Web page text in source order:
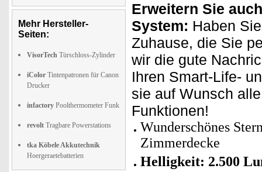
Mehr Hersteller-
Seiten:
VisorTech Türschloss-Zylinder
iColor Tintenpatronen für Canon
Drucker
infactory Poolthermometer Funk
revolt Tragbare Powerstations
tka Köbele Akkutechnik
Hoergeraetebatterien
Erweitern Sie
System: Haben
Zuhause, die Sie
wir die gute
Ihren Smart-Life-
sie auf Wunsch
Funktionen!
Wunderschönes
Zimmerdecke
Helligkeit: 2.500